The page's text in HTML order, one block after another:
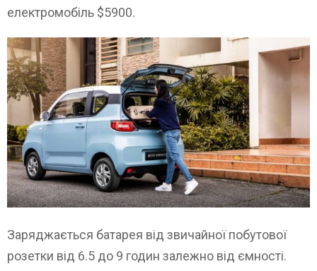
електромобіль $5900.
Заряджається батарея від звичайної побутової
розетки від 6.5 до 9 годин залежно від ємності.